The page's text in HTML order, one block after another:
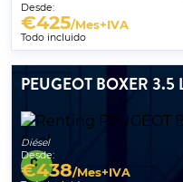
Desde:
€425/Mes+IVA
Todo incluido
PEUGEOT BOXER
Diésel
Desde:
€438/Mes+IVA